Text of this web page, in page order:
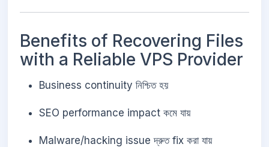
Benefits of Recovering Files
with a Reliable VPS Provider
Business continuity নিশ্চিত হয়
SEO performance impact কমে যায়
Malware/hacking issue দ্রুত fix করা যায়